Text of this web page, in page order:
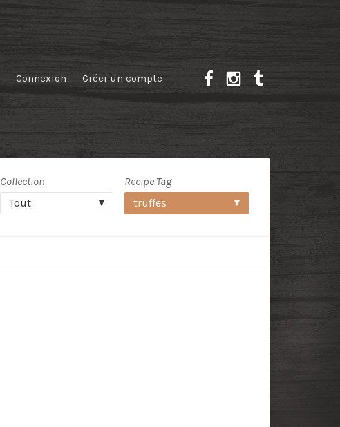
Connexion Créer un compte
Collection
Tout
Recipe Tag
truffes